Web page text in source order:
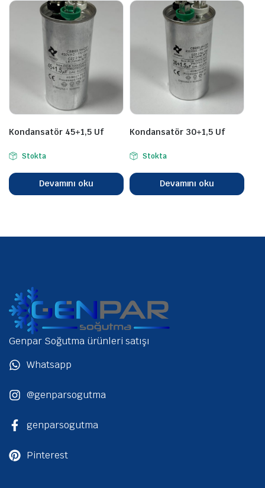
Kondansatör 45+1,5 Uf
Stokta
Devamını oku
Kondansatör 30+1,5 Uf
Stokta
Devamını oku
Genpar Soğutma ürünleri satışı
Whatsapp
@genparsogutma
genparsogutma
Pinterest